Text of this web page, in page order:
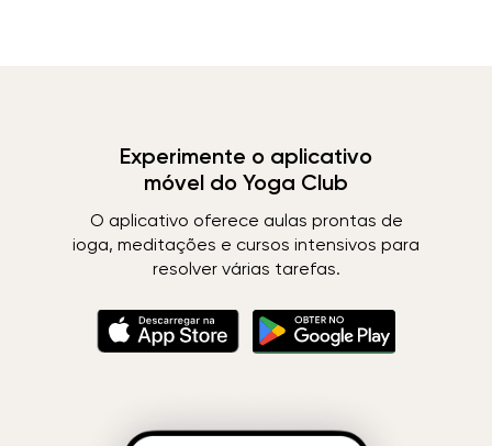
Experimente o aplicativo
móvel do Yoga Club
O aplicativo oferece aulas prontas de
ioga, meditações e cursos intensivos para
resolver várias tarefas.